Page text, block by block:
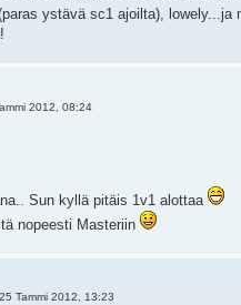
ystävä sc1 ajoilta), lowely...ja
2012, 08:24
Sun kyllä pitäis 1v1 alottaa
nopeesti Masteriin
Tammi 2012, 13:23